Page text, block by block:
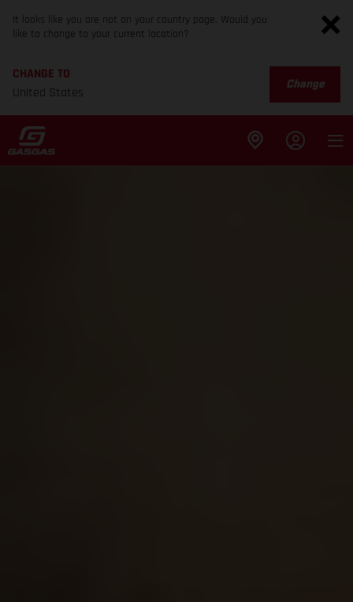
It looks like you are not on your country page. Would you
like to change to your current location?
CHANGE TO
United States
Change